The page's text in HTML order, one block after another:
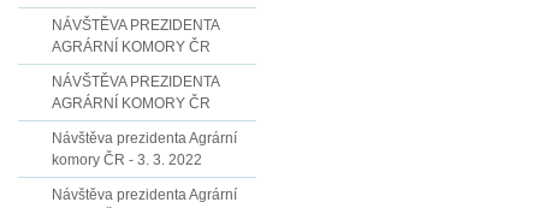
NÁVŠTĚVA PREZIDENTA
AGRÁRNÍ KOMORY ČR
NÁVŠTĚVA PREZIDENTA
AGRÁRNÍ KOMORY ČR
Návštěva prezidenta Agrární
komory ČR - 3. 3. 2022
Návštěva prezidenta Agrární